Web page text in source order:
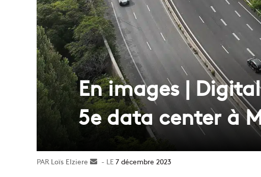
En images |
5e data center à
Loïs Elziere
Envoyer7 décembre 2023